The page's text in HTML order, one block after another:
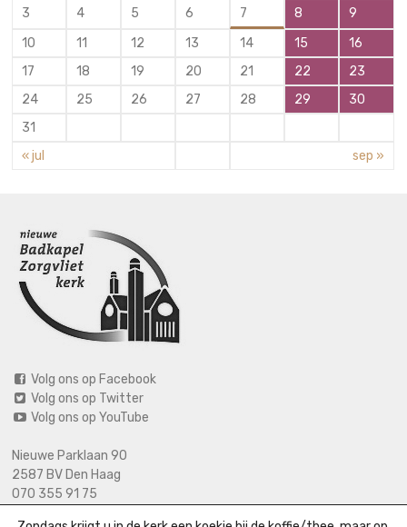
3
4 5 6 7 8
9
10
11 12 13 14 15
16
17
18 19 20 21 22
23
24
25 26 27 28 29
30
31
« jul
sep »
Volg ons op Facebook
Volg ons op Twitter
Volg ons op YouTube
Nieuwe Parklaan 90
2587 BV Den Haag
070 355 91 75
06 2125 2720 (bij calamiteiten)